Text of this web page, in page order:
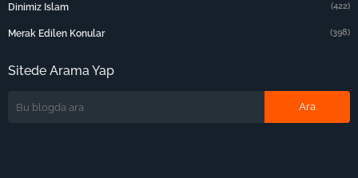
Dinimiz Islam (422)
Merak Edilen Konular (398)
Sitede Arama Yap